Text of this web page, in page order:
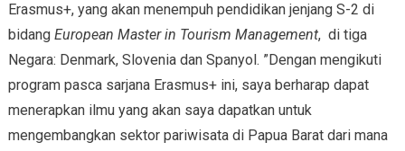
Erasmus+, yang akan menempuh pendidikan jenjang S-2 di
bidang European Master in Tourism Management, di tiga
Negara: Denmark, Slovenia dan Spanyol. ”Dengan mengikuti
program pasca sarjana Erasmus+ ini, saya berharap dapat
menerapkan ilmu yang akan saya dapatkan untuk
mengembangkan sektor pariwisata di Papua Barat dari mana